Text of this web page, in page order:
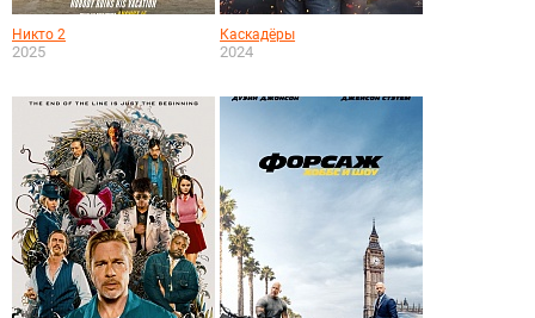
Никто 2
2025
Каскадёры
2024